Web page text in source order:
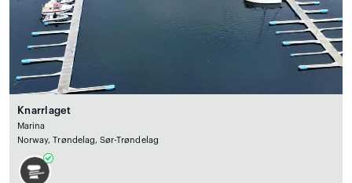
Knarrlaget
Marina
Norway, Trøndelag, Sør-Trøndelag